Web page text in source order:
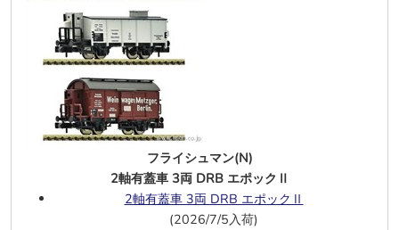
阪神1000系(阪神電車X桃園メトロ連携
記念ラッピング列車)6両
阪神1000系(増結用先頭車2両 M無)
小田急8000形(8066編成)+クヤ31形 5
両
小田急 クヤ31形 M無
フライシュマン（N)
120 001-3 DB エポックⅣ
ウンド仕様
120 105-2 DBAG エポックⅥ
フライシュマン(N)
2軸有蓋車 3両 DRB エポックⅡ
2軸有蓋車 3両 DRB エポックⅡ
(2026/7/5入荷)